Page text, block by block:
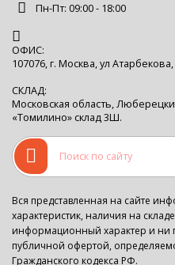
Пн-Пт: 09:00 - 18:00
ОФИС:
107076, г. Москва, ул
СКЛАД:
Московская область,
«Томилино» склад 3Ш.
Вся представленная на сайте
характеристик, наличия на
информационный характер и ни
публичной офертой,
Гражданского кодекса РФ.